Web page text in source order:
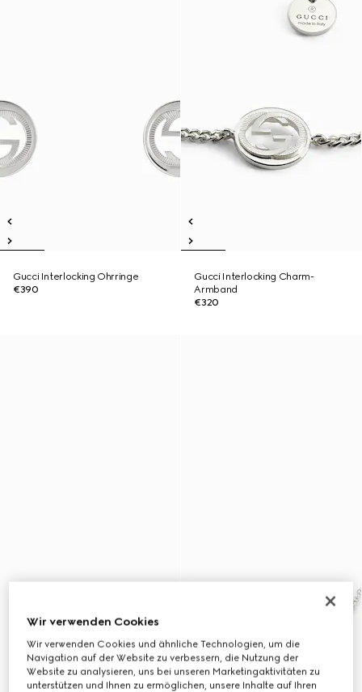
Gucci Interlocking Ohrringe
€390
Gucci Interlocking Charm-
Armband
€320
Wir verwenden Cookies
Wir verwenden Cookies und ähnliche Technologien, um die
Navigation auf der Website zu verbessern, die Nutzung der
Website zu analysieren, uns bei unseren Marketingaktivitäten zu
unterstützen und Ihnen zu ermöglichen, unsere Inhalte auf Ihren